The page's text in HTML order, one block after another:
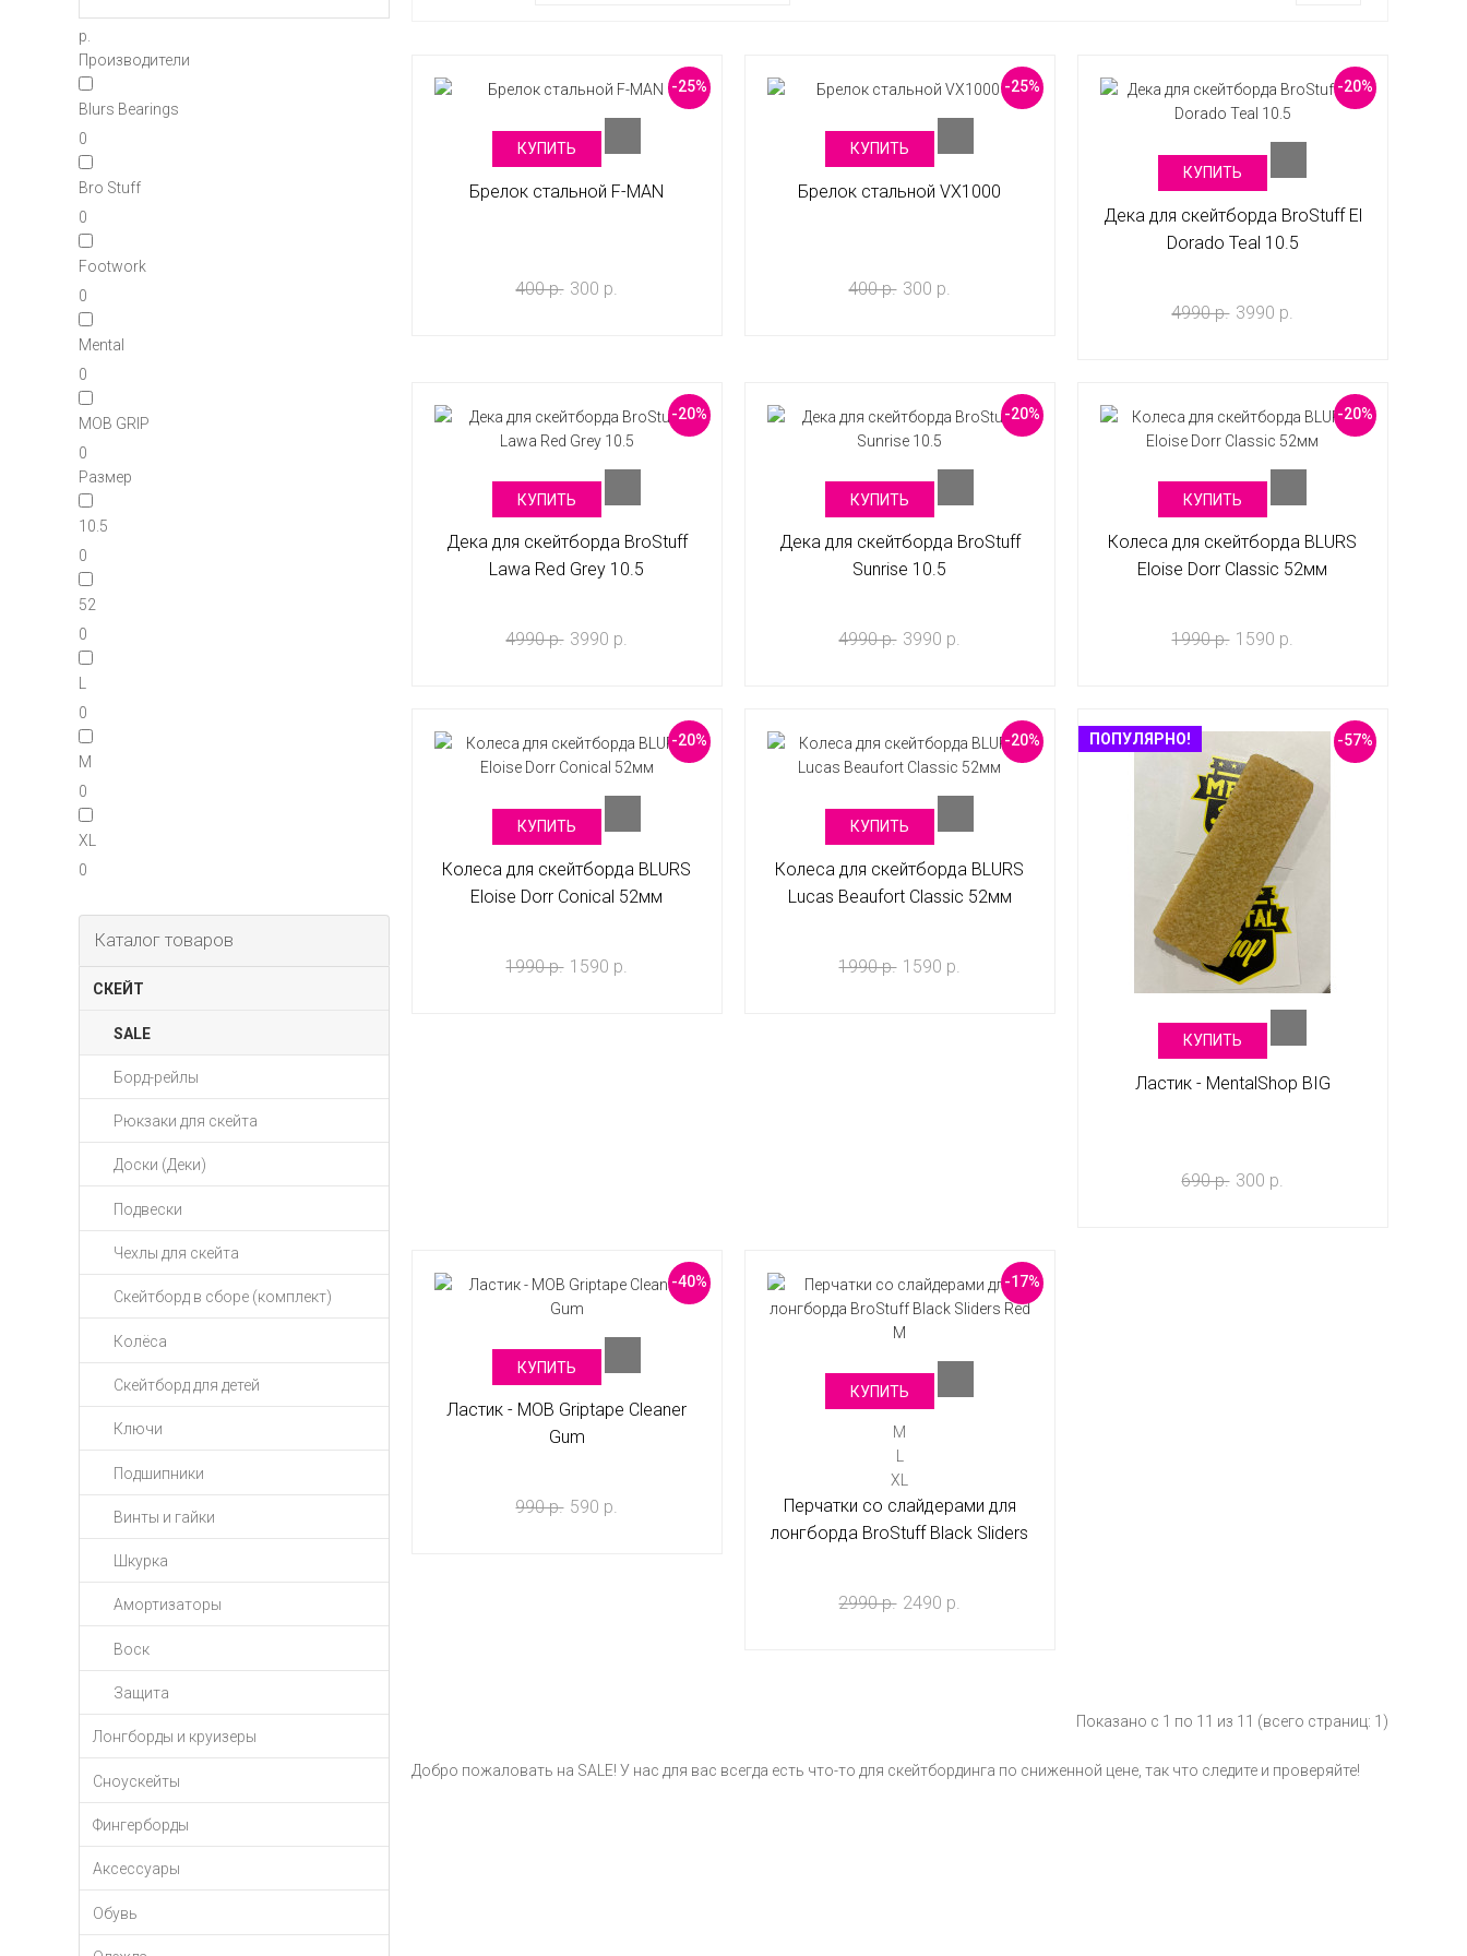
р.
Производители
Blurs Bearings
0
Bro Stuff
0
Footwork
0
Mental
0
MOB GRIP
0
Размер
10.5
0
52
0
0
M
0
XL
0
Каталог товаров
СКЕЙТ
SALE
Борд-рейлы
Рюкзаки для скейта
Доски (Деки)
Подвески
Чехлы для скейта
Скейтборд в сборе (комплект)
Колёса
Скейтборд для детей
Ключи
Подшипники
Винты и гайки
Шкурка
Амортизаторы
Воск
Защита
Лонгборды и круизеры
Сноускейты
Фингерборды
Аксессуары
Обувь
-25%
КУПИТЬ
Брелок стальной F-MAN
400 р. 300 р.
-25%
КУПИТЬ
Брелок стальной VX1000
400 р. 300 р.
-20%
КУПИТЬ
Дека для скейтборда BroStuff El
Dorado Teal 10.5
4990 р. 3990 р.
-20%
КУПИТЬ
Дека для скейтборда BroStuff
Lawa Red Grey 10.5
4990 р. 3990 р.
-20%
КУПИТЬ
Дека для скейтборда BroStuff
Sunrise 10.5
4990 р. 3990 р.
-20%
КУПИТЬ
Колеса для скейтборда BLURS
Eloise Dorr Classic 52мм
1990 р. 1590 р.
-20%
КУПИТЬ
Колеса для скейтборда BLURS
Eloise Dorr Conical 52мм
1990 р. 1590 р.
-20%
КУПИТЬ
Колеса для скейтборда BLURS
Lucas Beaufort Classic 52мм
1990 р. 1590 р.
ПОПУЛЯРНО! -57%
КУПИТЬ
Ластик - MentalShop BIG
690 р. 300 р.
-40%
КУПИТЬ
Ластик - MOB Griptape Cleaner
Gum
990 р. 590 р.
-17%
КУПИТЬ
M
XL
Перчатки со слайдерами для
лонгборда BroStuff Black Sliders
2990 р. 2490 р.
Показано с 1 по 11 из 11 (всего страниц: 1)
Добро пожаловать на SALE! У нас для вас всегда есть что-то для скейтбординга по сниженной цене, так что следите и проверяйте!